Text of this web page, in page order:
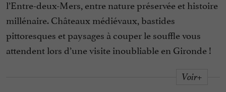
l’Entre-deux-Mers, entre nature préservée et histoire
millénaire. Châteaux médiévaux, bastides
pittoresques et paysages à couper le souffle vous
attendent lors d’une visite inoubliable en Gironde !
Voir+